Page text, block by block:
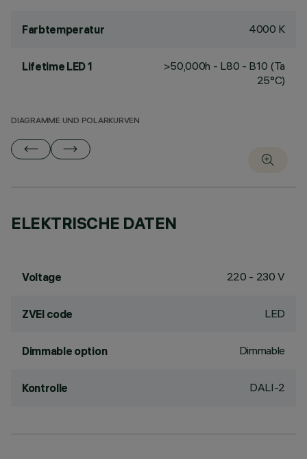
Farbtemperatur 4000 K
Lifetime LED 1
>50,000h - L80 - B10 (Ta
25°C)
DIAGRAMME UND POLARKURVEN
ELEKTRISCHE DATEN
Voltage 220 - 230 V
ZVEI code LED
Dimmable option Dimmable
Kontrolle DALI-2